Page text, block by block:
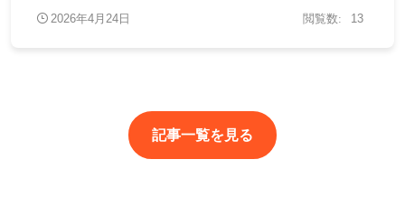
2026年4月24日 13
記事一覧を見る